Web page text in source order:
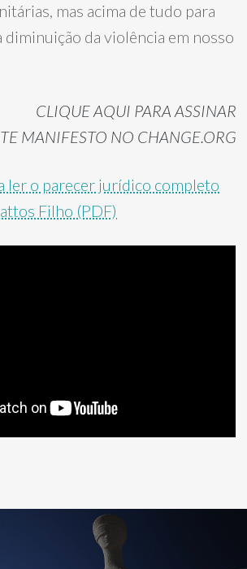
mas acima de tudo para
diminuição da violência em nosso
CLIQUE AQUI PARA ASSINAR
MANIFESTO NO CHANGE.ORG
ler o parecer jurídico completo
Filho (PDF)